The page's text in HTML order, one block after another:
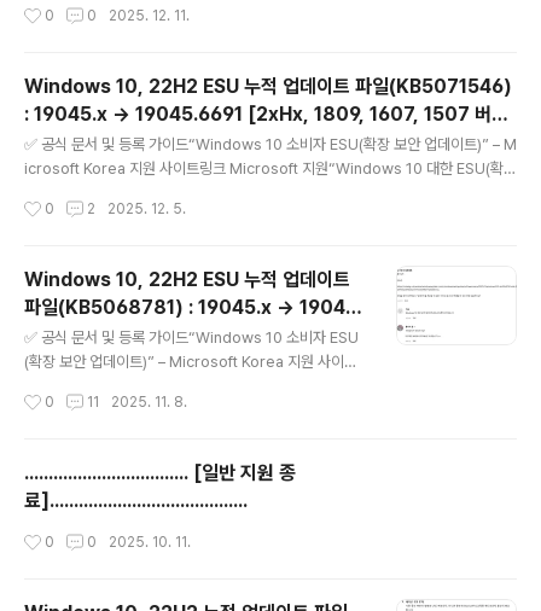
-----------------------------------------------
요일 (보안 / 비보안 업데이트) --- 자동 업데이트 (이전 업
데이트 모두 포함)선택적 비보안 업데이트 : 매월 네번째 수
요일 (비보안 버그 수정 업데이트) --- 자동 업데이트 [선
택적 업데이트] 항목에 나타남 (Windows 10 20H2 및
0 0 2025. 12. 11.
Windows 10, 22H2 ESU 누적 업데이트 파일(KB5071546)
: 19045.x → 19045.6691 [2xHx, 1809, 1607, 1507 버전
포함] (= 12월 일반 사용자용 월간 ESU 보안 업데이트)
✅ 공식 문서 및 등록 가이드“Windows 10 소비자 ESU(확장 보안 업데이트)” – M
icrosoft Korea 지원 사이트링크 Microsoft 지원“Windows 10 대한 ESU(확장
n“Windows 10 ESU(확장 보안 업데이트) 사용(활성화) 가이드” – 기업/조직용 등
oft Windows” – 주요 소비자용 등록 안내 페이지링크 Microsoft Windows 10
ESU(Extended Security Updates, 확장 보안 업데이트)에 대해서 =======
============..
0 2 2025. 12. 5.
Windows 10, 22H2 ESU 누적 업데이트
파일(KB5068781) : 19045.x → 19045.
6575 [2xHx, 1809, 1607, 1507 버전 포
함] (= 11월 일반 사용자용 월간 ESU 보안 업
데이트)
✅ 공식 문서 및 등록 가이드“Windows 10 소비자 ESU
(확장 보안 업데이트)” – Microsoft Korea 지원 사이트
안 업데이트) 프로그램” – Microsoft Learn 한국어 문서
포함링크 Microsoft Learn“Windows 10 확장 보안 업
데이트 | Microsoft Windows” – 주요 소비자용 등록 안
내 페이지링크 Microsoft Windows 10 ESU(Extende
d Security Updates, 확장 보안 업데이트)에 대해서 ==
0 11 2025. 11. 8.
.................................. [일반 지원 종
료].........................................
0 0 2025. 10. 11.